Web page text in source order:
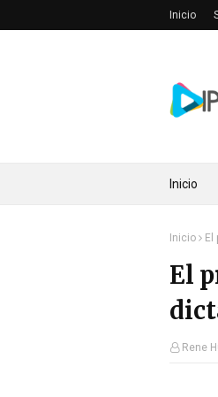
Inicio
Inicio
Inicio
El
Rene